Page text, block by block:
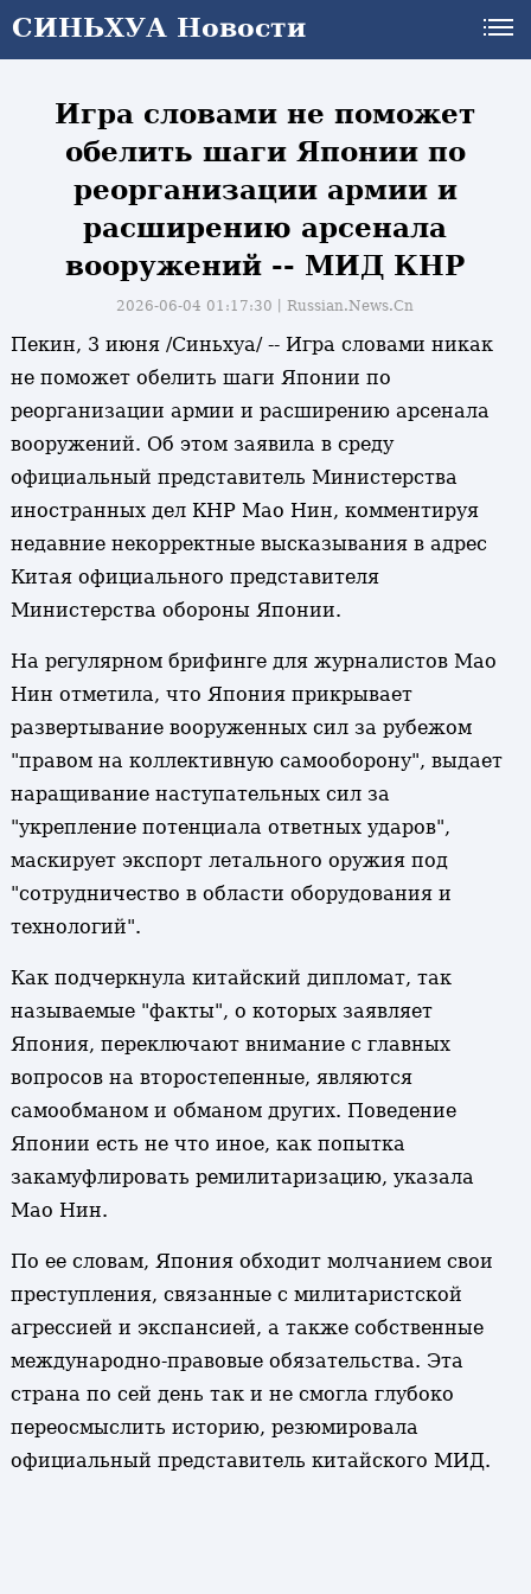
СИНЬХУА Новости
СИНЬХУА Новости
Игра словами не поможет
обелить шаги Японии по
реорганизации армии и
расширению арсенала
вооружений -- МИД КНР
2026-06-04 01:17:30丨Russian.News.Cn
Пекин, 3 июня /Синьхуа/ -- Игра словами никак
не поможет обелить шаги Японии по
реорганизации армии и расширению арсенала
вооружений. Об этом заявила в среду
официальный представитель Министерства
иностранных дел КНР Мао Нин, комментируя
недавние некорректные высказывания в адрес
Китая официального представителя
Министерства обороны Японии.
На регулярном брифинге для журналистов Мао
Нин отметила, что Япония прикрывает
развертывание вооруженных сил за рубежом
"правом на коллективную самооборону", выдает
наращивание наступательных сил за
"укрепление потенциала ответных ударов",
маскирует экспорт летального оружия под
"сотрудничество в области оборудования и
технологий".
Как подчеркнула китайский дипломат, так
называемые "факты", о которых заявляет
Япония, переключают внимание с главных
вопросов на второстепенные, являются
самообманом и обманом других. Поведение
Японии есть не что иное, как попытка
закамуфлировать ремилитаризацию, указала
Мао Нин.
По ее словам, Япония обходит молчанием свои
преступления, связанные с милитаристской
агрессией и экспансией, а также собственные
международно-правовые обязательства. Эта
страна по сей день так и не смогла глубоко
переосмыслить историю, резюмировала
официальный представитель китайского МИД.